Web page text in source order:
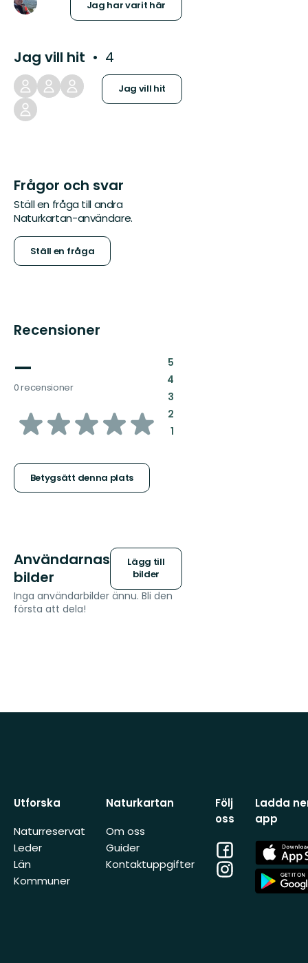
Jag har varit här
Jag vill hit 4
Jag vill hit
Frågor och svar
Ställ en fråga till andra
Naturkartan-användare.
Ställ en fråga
Recensioner
—
0 recensioner
av
stjärnor
Betygsätt denna plats
5:
4:
3:
2:
1:
Användarnas
bilder
Lägg till
bilder
Inga användarbilder ännu. Bli den
första att dela!
Utforska
Naturreservat
Leder
Län
Kommuner
Naturkartan
Om oss
Guider
Kontaktuppgifter
Följ
oss
Facebook
Instagram
Ladda
app
App
Store
App
Store